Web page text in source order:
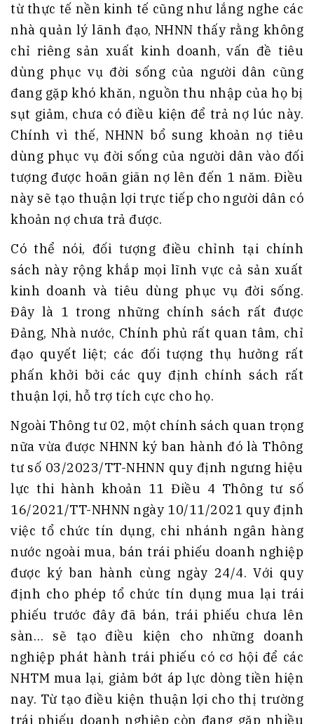
từ thực tế nền kinh tế cũng như lắng nghe các
nhà quản lý lãnh đạo, NHNN thấy rằng không
chỉ riêng sản xuất kinh doanh, vấn đề tiêu
dùng phục vụ đời sống của người dân cũng
đang gặp khó khăn, nguồn thu nhập của họ bị
sụt giảm, chưa có điều kiện để trả nợ lúc này.
Chính vì thế, NHNN bổ sung khoản nợ tiêu
dùng phục vụ đời sống của người dân vào đối
tượng được hoãn giãn nợ lên đến 1 năm. Điều
này sẽ tạo thuận lợi trực tiếp cho người dân có
khoản nợ chưa trả được.
Có thể nói, đối tượng điều chỉnh tại chính
sách này rộng khắp mọi lĩnh vực cả sản xuất
kinh doanh và tiêu dùng phục vụ đời sống.
Đây là 1 trong những chính sách rất được
Đảng, Nhà nước, Chính phủ rất quan tâm, chỉ
đạo quyết liệt; các đối tượng thụ hưởng rất
phấn khởi bởi các quy định chính sách rất
thuận lợi, hỗ trợ tích cực cho họ.
Ngoài Thông tư 02, một chính sách quan trọng
nữa vừa được NHNN ký ban hành đó là Thông
tư số 03/2023/TT-NHNN quy định ngưng hiệu
lực thi hành khoản 11 Điều 4 Thông tư số
16/2021/TT-NHNN ngày 10/11/2021 quy định
việc tổ chức tín dụng, chi nhánh ngân hàng
nước ngoài mua, bán trái phiếu doanh nghiệp
được ký ban hành cùng ngày 24/4. Với quy
định cho phép tổ chức tín dụng mua lại trái
phiếu trước đây đã bán, trái phiếu chưa lên
sàn… sẽ tạo điều kiện cho những doanh
nghiệp phát hành trái phiếu có cơ hội để các
NHTM mua lại, giảm bớt áp lực dòng tiền hiện
nay. Từ tạo điều kiện thuận lợi cho thị trường
trái phiếu doanh nghiệp còn đang gặp nhiều